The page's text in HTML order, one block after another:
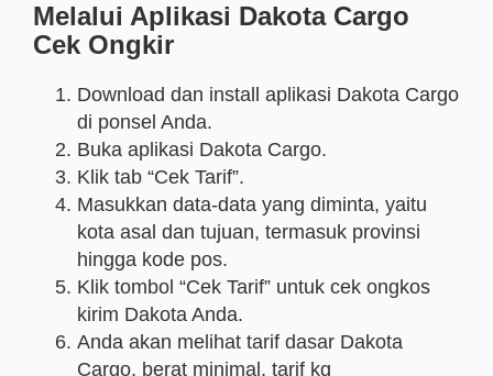
Melalui Aplikasi Dakota Cargo
Cek Ongkir
Download dan install aplikasi Dakota Cargo
di ponsel Anda.
Buka aplikasi Dakota Cargo.
Klik tab “Cek Tarif”.
Masukkan data-data yang diminta, yaitu
kota asal dan tujuan, termasuk provinsi
hingga kode pos.
Klik tombol “Cek Tarif” untuk cek ongkos
kirim Dakota Anda.
Anda akan melihat tarif dasar Dakota
Cargo, berat minimal, tarif kg